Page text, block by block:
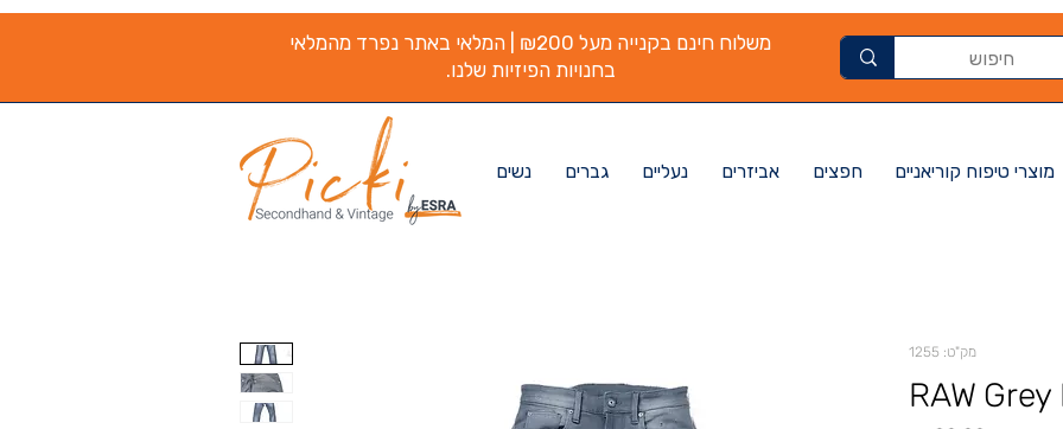
משלוח חינם בקנייה מעל ₪200 | המלאי באתר נפרד מהמלאי
בחנויות הפיזיות שלנו.
נשים גברים נעליים אביזרים חפצים מוצרי טיפוח קוריאניים
מק"ט: 1255
RAW